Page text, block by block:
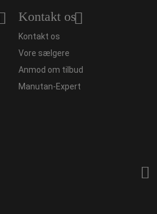
Kontakt os
Kontakt os
Vore sælgere
Anmod om tilbud
Manutan-Expert